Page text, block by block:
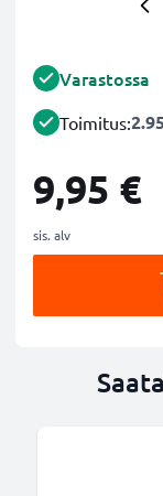
Varastossa
Toimitus:
9,95 €
sis. alv